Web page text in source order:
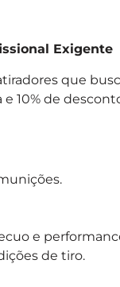
Exigente
que
10% de
e
de tiro.